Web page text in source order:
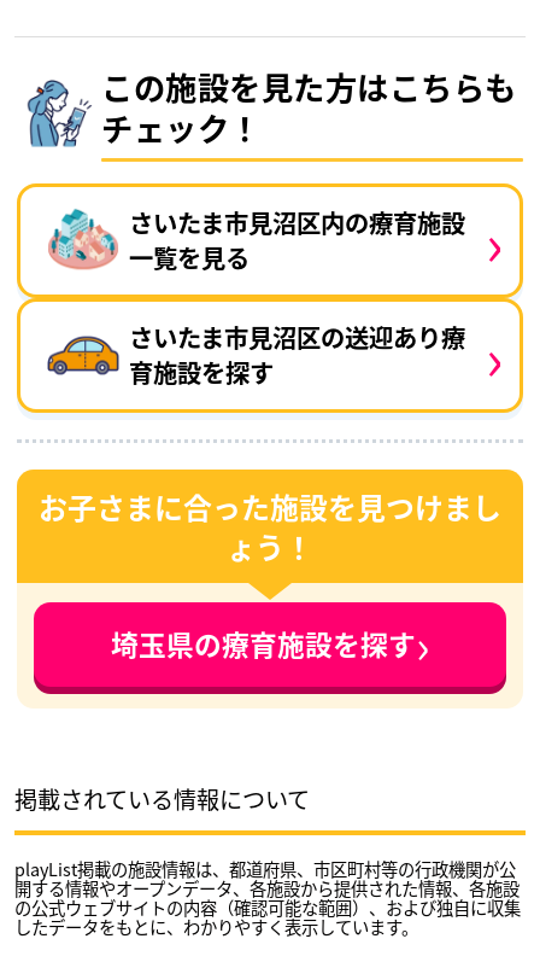
この施設を見た方はこちらも
チェック！
さいたま市見沼区内の療育施設
一覧を見る
›
さいたま市見沼区の送迎あり療
育施設を探す
›
お子さまに合った施設を見つけまし
ょう！
埼玉県の療育施設を探す›
掲載されている情報について
playList掲載の施設情報は、都道府県、市区町村等の行政機関が公
開する情報やオープンデータ、各施設から提供された情報、各施設
の公式ウェブサイトの内容（確認可能な範囲）、および独自に収集
したデータをもとに、わかりやすく表示しています。